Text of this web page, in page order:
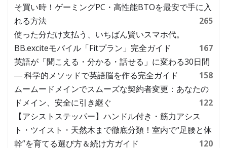
そ買い時！ゲーミングPC・高性能BTOを最安で手に入
れる方法
265
使った分だけ支払う、いちばん賢いスマホ代。
BB.exciteモバイル「Fitプラン」完全ガイド
167
英語が「聞こえる・分かる・話せる」に変わる30日間
― 科学的メソッドで英語脳を作る完全ガイド
158
ムームードメインでスムーズな契約者変更：あなたの
ドメイン、安全に引き継ぐ
122
【アシストステッパー】ハンドル付き・筋力アシス
ト・ツイスト・天然木まで徹底分類！室内で“足腰と体
幹”を育てる選び方＆続け方ガイド
120